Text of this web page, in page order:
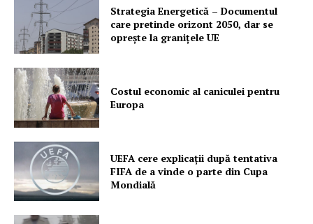
Strategia Energetică – Documentul
care pretinde orizont 2050, dar se
oprește la granițele UE
Costul economic al caniculei pentru
Europa
UEFA cere explicații după tentativa
FIFA de a vinde o parte din Cupa
Mondială